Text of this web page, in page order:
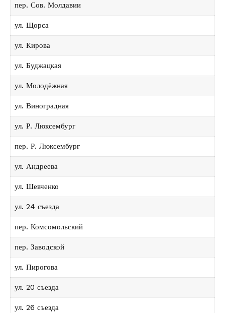
пер. Сов. Молдавии
ул. Щорса
ул. Кирова
ул. Буджацкая
ул. Молодёжная
ул. Виноградная
ул. Р. Люксембург
пер. Р. Люксембург
ул. Андреева
ул. Шевченко
ул. 24 съезда
пер. Комсомольский
пер. Заводской
ул. Пирогова
ул. 20 съезда
ул. 26 съезда